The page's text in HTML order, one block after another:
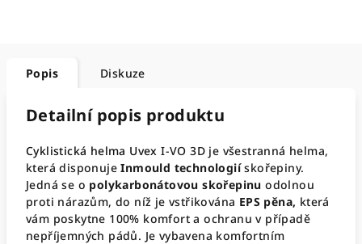
Popis Diskuze
Detailní popis produktu
Cyklistická helma Uvex I-VO 3D je všestranná helma,
která disponujeInmould technologiískořepiny.
Jedná se o polykarbonátovou skořepinuodolnou
proti nárazům, do níž je vstřikována EPS pěna, která
vám poskytne 100% komfort a ochranu v případě
nepříjemných pádů. Je vybavena komfortním